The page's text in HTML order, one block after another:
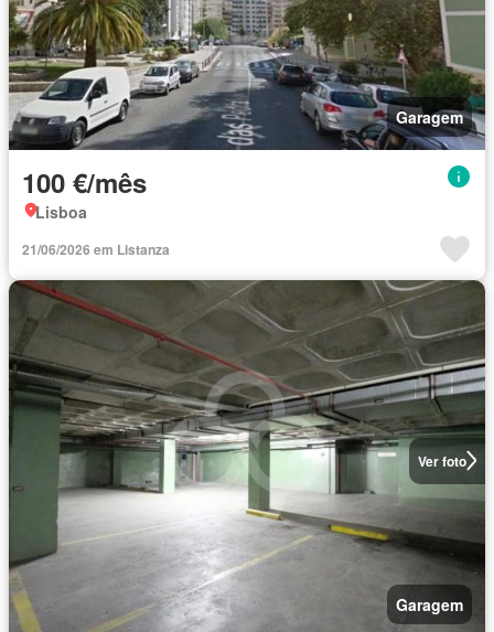
Garagem
100 €/mês
Lisboa
21/06/2026 em Listanza
Ver foto
Garagem